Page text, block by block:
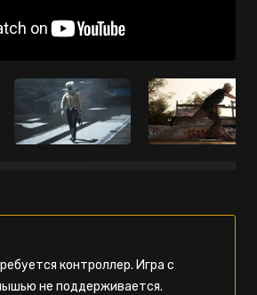
контроллер. Игра с
не поддерживается.